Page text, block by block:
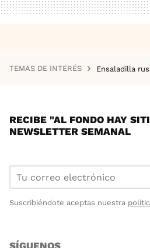
TEMAS DE INTERÉS Ensaladilla
RECIBE "AL FONDO HAY
NEWSLETTER SEMANAL
Suscribiéndote aceptas nuestra